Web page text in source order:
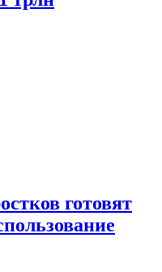
готовят